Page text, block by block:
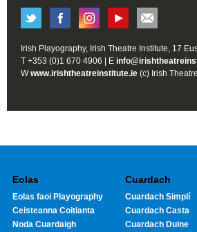
Irish Playography, Irish Theatre Institute, 17
T +353 (0)1 670 4906 | E
Wwww.irishtheatreinstitute.ie (c) Irish
Eolas
Eolas faoi Playography
Ceisteanna Coitianta
Noda Cuardaigh
Cuardach
Cuardach Simplí
Cuardach Casta
Cuardach Duine